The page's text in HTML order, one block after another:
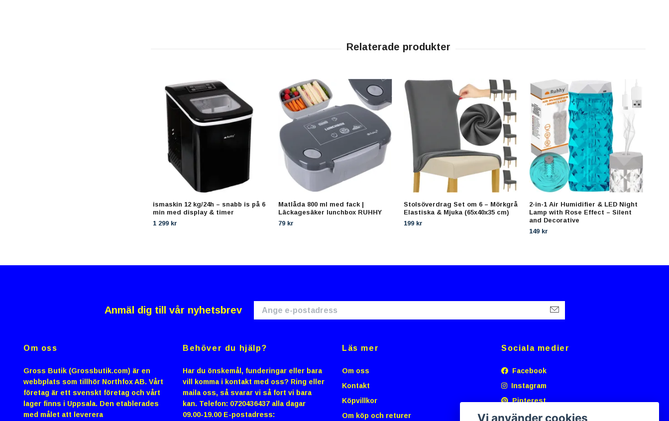
ismaskin 12 kg/24h – snabb is på 6
min med display & timer
1 299 kr
Matlåda 800 ml med fack |
Läckagesäker lunchbox RUHHY
79 kr
Stolsöverdrag Set om 6 – Mörkgrå
Elastiska & Mjuka (65x40x35 cm)
199 kr
2-in-1 Air Humidifier & LED Night
Lamp with Rose Effect – Silent
and Decorative
149 kr
Anmäl dig till vår nyhetsbrev
Om oss
Gross Butik (Grossbutik.com) är en
webbplats som tillhör Northfox AB. Vårt
företag är ett svenskt företag och vårt
lager finns i Uppsala. Den etablerades
med målet att leverera
Behöver du hjälp?
Har du önskemål, funderingar eller bara
vill komma i kontakt med oss? Ring eller
maila oss, så svarar vi så fort vi bara
kan. Telefon: 0720436437 alla dagar
09.00-19.00 E-postadress:
Läs mer
Om oss
Kontakt
Köpvillkor
Om köp och returer
Sociala medier
Facebook
Instagram
Pinterest
Vi använder cookies